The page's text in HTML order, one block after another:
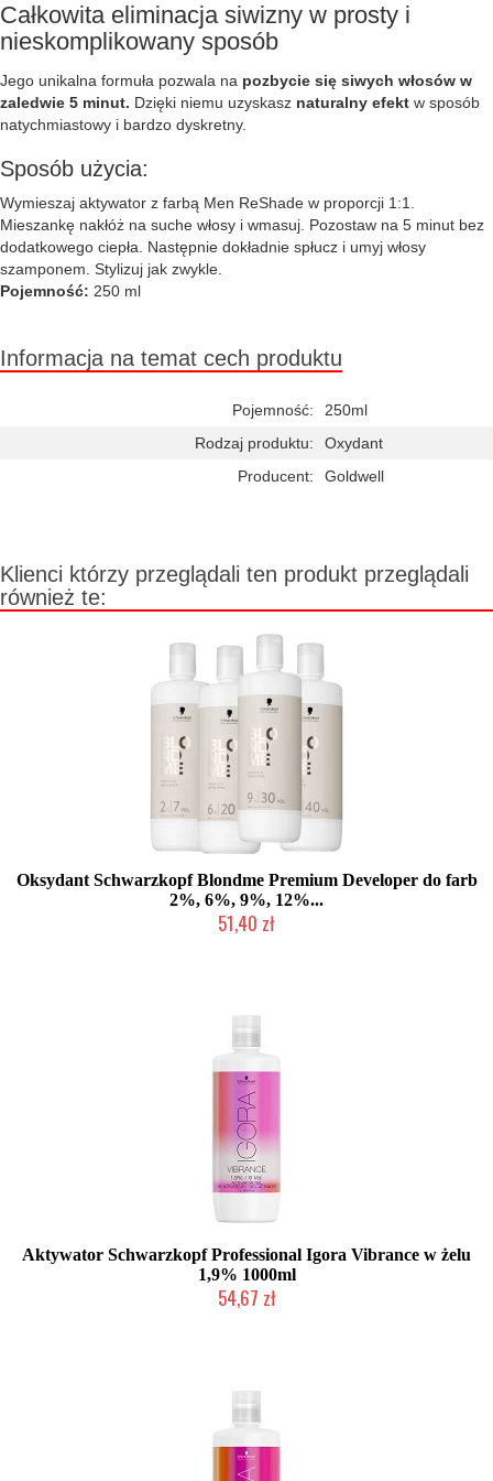
Całkowita eliminacja siwizny w prosty i
nieskomplikowany sposób
Jego unikalna formuła pozwala na pozbycie się siwych włosów w
zaledwie 5 minut. Dzięki niemu uzyskasz naturalny efekt w sposób
natychmiastowy i bardzo dyskretny.
Sposób użycia:
Wymieszaj aktywator z farbą Men ReShade w proporcji 1:1.
Mieszankę nakłóż na suche włosy i wmasuj. Pozostaw na 5 minut bez
dodatkowego ciepła. Następnie dokładnie spłucz i umyj włosy
szamponem. Stylizuj jak zwykle.
Pojemność: 250 ml
Informacja na temat cech produktu
Pojemność:
250ml
Rodzaj produktu:
Oxydant
Producent:
Goldwell
Klienci którzy przeglądali ten produkt przeglądali
również te:
Oksydant Schwarzkopf Blondme Premium Developer do farb
2%, 6%, 9%, 12%...
51,40 zł
Aktywator Schwarzkopf Professional Igora Vibrance w żelu
1,9% 1000ml
54,67 zł